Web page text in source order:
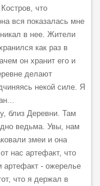
что
вся показалась мне
в нее. Жители
как раз в
он хранит его и
делают
некой силе. Я
близ Деревни. Там
ведьма. Увы, нам
змеи и она
нас артефакт, что
артефакт - ожерелье
что я держал в